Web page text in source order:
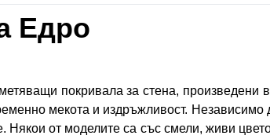
Едро
покривала за стена,
мекота и издръжливост. Независимо
Някои от моделите са със смели, живи